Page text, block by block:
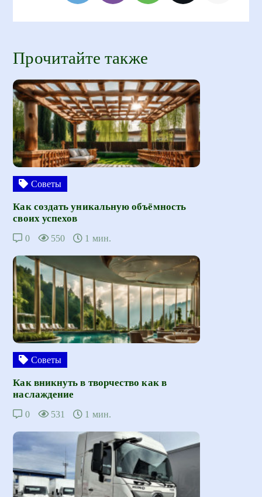
Прочитайте также
Советы
Как создать уникальную объёмность
своих успехов
0 550 1 мин.
Советы
Как вникнуть в творчество как в
наслаждение
0 531 1 мин.